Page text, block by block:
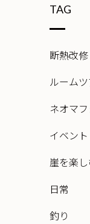
TAG
断熱改修
ルームツ
ネオマ
イベン
崖を楽
日常
釣り